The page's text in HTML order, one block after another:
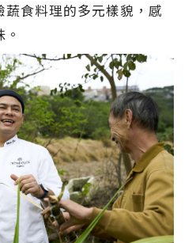
食料理的多元樣貌，感